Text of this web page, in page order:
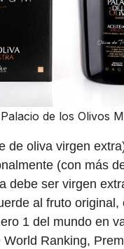
Palacio de los Olivos
de oliva virgen
(con más
debe ser virgen
al fruto
1 del mundo en
Ranking,